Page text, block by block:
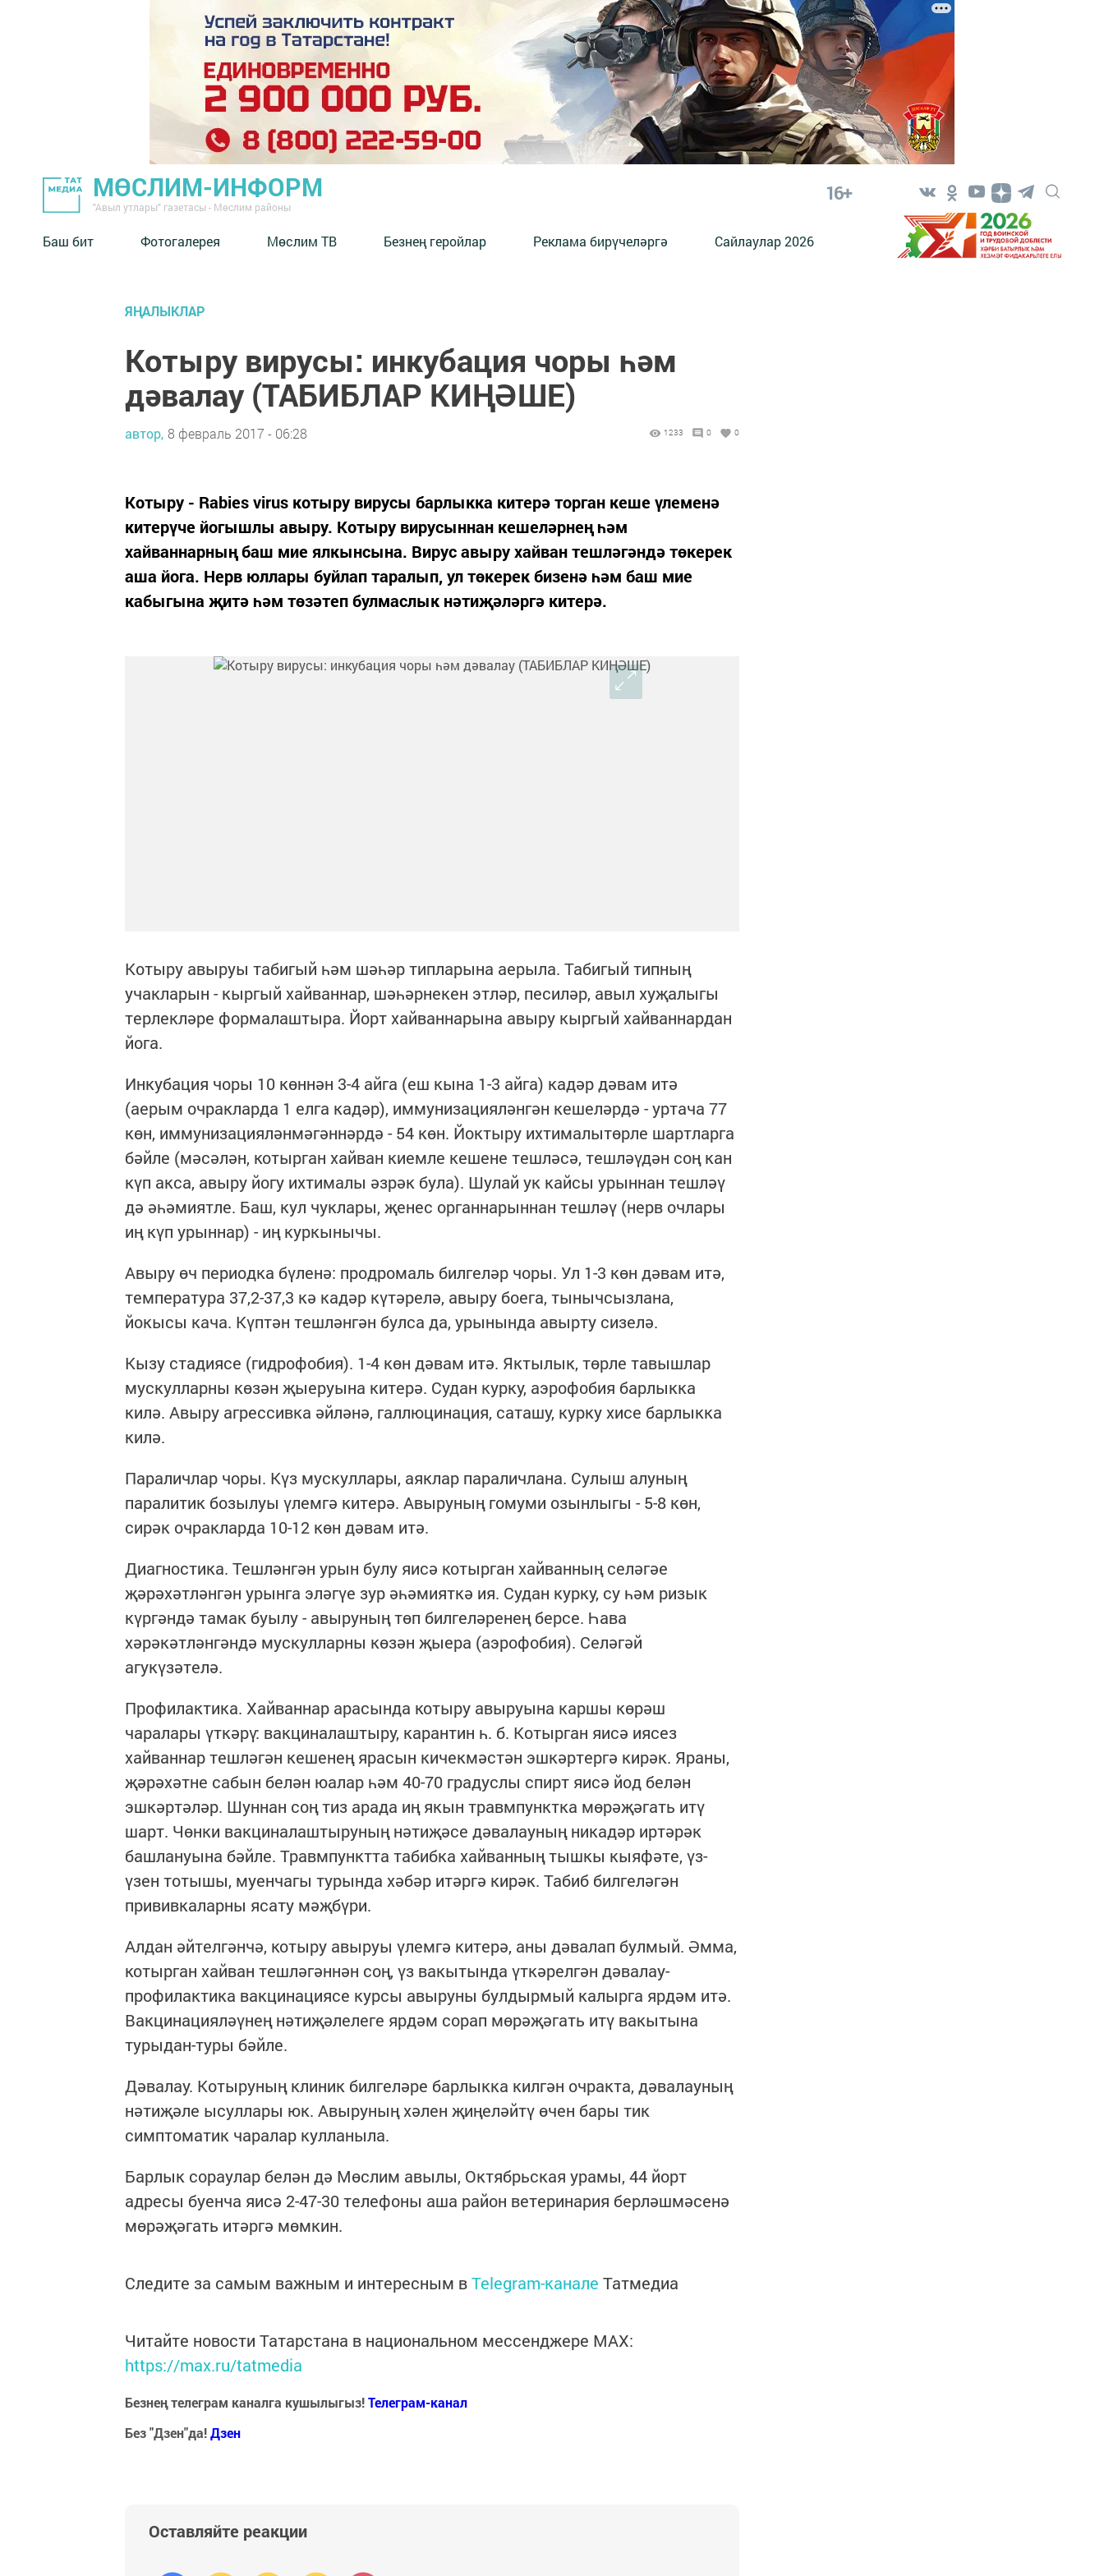
МӨСЛИМ-ИНФОРМ
"Авыл утлары" газетасы - Мөслим районы
16+
Баш бит Фотогалерея Мөслим ТВ Безнең геройлар Реклама бирүчеләргә Сайлаулар 2026
ЯҢАЛЫКЛАР
Котыру вирусы: инкубация чоры һәм
дәвалау (ТАБИБЛАР КИҢӘШЕ)
автор, 8 февраль 2017 - 06:28 1233 0 0
Котыру - Rabies virus котыру вирусы барлыкка китерә торган кеше үлеменә
китерүче йогышлы авыру. Котыру вирусыннан кешеләрнең һәм
хайваннарның баш мие ялкынсына. Вирус авыру хайван тешләгәндә төкерек
аша йога. Нерв юллары буйлап таралып, ул төкерек бизенә һәм баш мие
кабыгына җитә һәм төзәтеп булмаслык нәтиҗәләргә китерә.
Котыру авыруы табигый һәм шәһәр типларына аерыла. Табигый типның
учакларын - кыргый хайваннар, шәһәрнекен этләр, песиләр, авыл хуҗалыгы
терлекләре формалаштыра. Йорт хайваннарына авыру кыргый хайваннардан
йога.
Инкубация чоры 10 көннән 3-4 айга (еш кына 1-3 айга) кадәр дәвам итә
(аерым очракларда 1 елга кадәр), иммунизацияләнгән кешеләрдә - уртача 77
көн, иммунизацияләнмәгәннәрдә - 54 көн. Йоктыру ихтималытөрле шартларга
бәйле (мәсәлән, котырган хайван киемле кешене тешләсә, тешләүдән соң кан
күп акса, авыру йогу ихтималы әзрәк була). Шулай ук кайсы урыннан тешләү
дә әһәмиятле. Баш, кул чуклары, җенес органнарыннан тешләү (нерв очлары
иң күп урыннар) - иң куркынычы.
Авыру өч периодка бүленә: продромаль билгеләр чоры. Ул 1-3 көн дәвам итә,
температура 37,2-37,3 кә кадәр күтәрелә, авыру боега, тынычсызлана,
йокысы кача. Күптән тешләнгән булса да, урынында авырту сизелә.
Кызу стадиясе (гидрофобия). 1-4 көн дәвам итә. Яктылык, төрле тавышлар
мускулларны көзән җыеруына китерә. Судан курку, аэрофобия барлыкка
килә. Авыру агрессивка әйләнә, галлюцинация, саташу, курку хисе барлыкка
килә.
Параличлар чоры. Күз мускуллары, аяклар параличлана. Сулыш алуның
паралитик бозылуы үлемгә китерә. Авыруның гомуми озынлыгы - 5-8 көн,
сирәк очракларда 10-12 көн дәвам итә.
Диагностика. Тешләнгән урын булу яисә котырган хайванның селәгәе
җәрәхәтләнгән урынга эләгүе зур әһәмияткә ия. Судан курку, су һәм ризык
күргәндә тамак буылу - авыруның төп билгеләренең берсе. Һава
хәрәкәтләнгәндә мускулларны көзән җыера (аэрофобия). Селәгәй
агукүзәтелә.
Профилактика. Хайваннар арасында котыру авыруына каршы көрәш
чаралары үткәрү: вакциналаштыру, карантин һ. б. Котырган яисә иясез
хайваннар тешләгән кешенең ярасын кичекмәстән эшкәртергә кирәк. Яраны,
җәрәхәтне сабын белән юалар һәм 40-70 градуслы спирт яисә йод белән
эшкәртәләр. Шуннан соң тиз арада иң якын травмпунктка мөрәҗәгать итү
шарт. Чөнки вакциналаштыруның нәтиҗәсе дәвалауның никадәр иртәрәк
башлануына бәйле. Травмпунктта табибка хайванның тышкы кыяфәте, үз-
үзен тотышы, муенчагы турында хәбәр итәргә кирәк. Табиб билгеләгән
прививкаларны ясату мәҗбүри.
Алдан әйтелгәнчә, котыру авыруы үлемгә китерә, аны дәвалап булмый. Әмма,
котырган хайван тешләгәннән соң, үз вакытында үткәрелгән дәвалау-
профилактика вакцинациясе курсы авыруны булдырмый калырга ярдәм итә.
Вакцинацияләүнең нәтиҗәлелеге ярдәм сорап мөрәҗәгать итү вакытына
турыдан-туры бәйле.
Дәвалау. Котыруның клиник билгеләре барлыкка килгән очракта, дәвалауның
нәтиҗәле ысуллары юк. Авыруның хәлен җиңеләйтү өчен бары тик
симптоматик чаралар кулланыла.
Барлык сораулар белән дә Мөслим авылы, Октябрьская урамы, 44 йорт
адресы буенча яисә 2-47-30 телефоны аша район ветеринария берләшмәсенә
мөрәҗәгать итәргә мөмкин.
Следите за самым важным и интересным вTelegram-канале Татмедиа
Читайте новости Татарстана в национальном мессенджере MАХ:
https://max.ru/tatmedia
Безнең телеграм каналга кушылыгыз!Телеграм-канал
Без "Дзен"да!Дзен
Оставляйте реакции